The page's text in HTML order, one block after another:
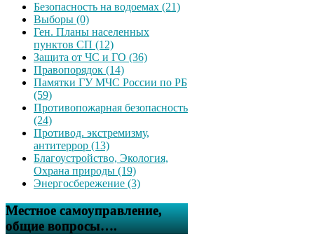
Безопасность на водоемах (21)
Выборы (0)
Ген. Планы населенных
пунктов СП (12)
Защита от ЧС и ГО (36)
Правопорядок (14)
Памятки ГУ МЧС России по РБ
(59)
Противопожарная безопасность
(24)
Противод. экстремизму,
антитеррор (13)
Благоустройство, Экология,
Охрана природы (19)
Энергосбережение (3)
Местное самоуправление,
общие вопросы….